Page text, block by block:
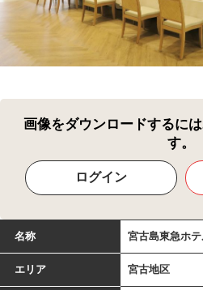
画像をダウンロードするに
す。
ログイン
名称 宮古島東急ホ
エリア 宮古地区